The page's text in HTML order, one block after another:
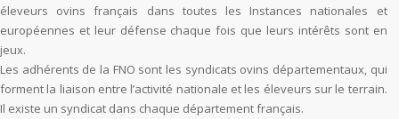
éleveurs ovins français dans toutes les Instances nationales et
européennes et leur défense chaque fois que leurs intérêts sont en
jeux.
Les adhérents de la FNO sont les syndicats ovins départementaux, qui
forment la liaison entre l’activité nationale et les éleveurs sur le terrain.
Il existe un syndicat dans chaque département français.